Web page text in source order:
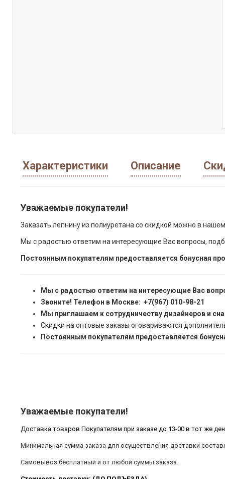
Характеристики Описание
Уважаемые покупатели!
Заказать лепнину из полиуретана со скидкой можно в
Мы с радостью ответим на интересующие Вас вопросы,
Постоянным покупателям предоставляется бонусная
Мы с радостью ответим на интересующие Вас
Звоните! Телефон в Москве: +7(967) 010-98-21
Мы приглашаем к сотрудничеству дизайнеров и
Скидки на оптовые заказы оговариваются
Постоянным покупателям предоставляется
Уважаемые покупатели!
Доставка товаров Покупателям при заказе до 13-00 в тот же
Минимальная сумма заказа для осуществления доставки
Самовывоз бесплатный и от любой суммы заказа.